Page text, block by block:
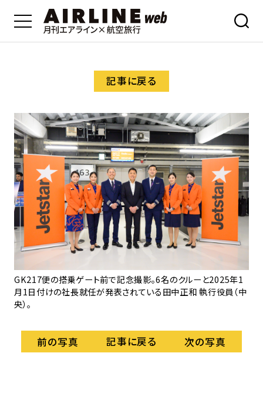
記事に戻る
GK217便の搭乗ゲート前で記念撮影。6名のクルーと2025年1
月1日付けの社長就任が発表されている田中正和 執行役員（中
央）。
前の写真 記事に戻る 次の写真